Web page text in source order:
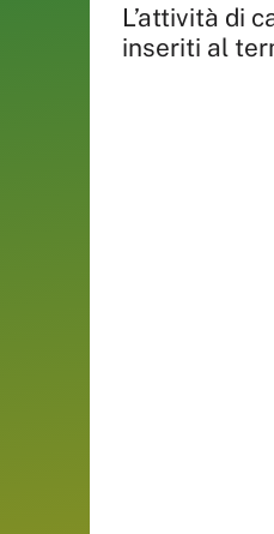
L’attività di
inseriti al